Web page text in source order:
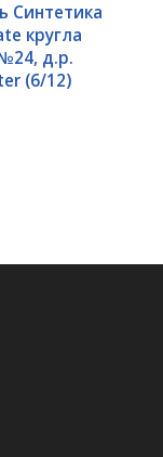
Синтетика
кругла
д.р.
(6/12)